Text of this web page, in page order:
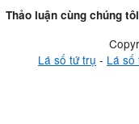
Thảo luận cùng chúng
Lá số tứ trụ - Lá số